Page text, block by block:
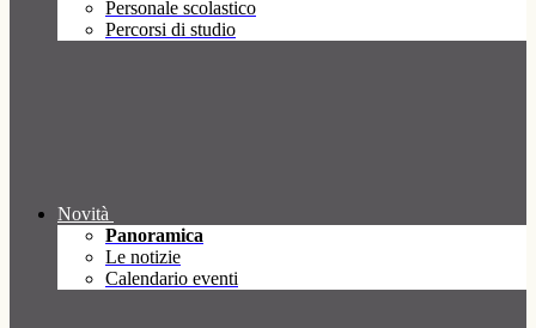
Personale scolastico
Percorsi di studio
Novità
Panoramica
Le notizie
Calendario eventi